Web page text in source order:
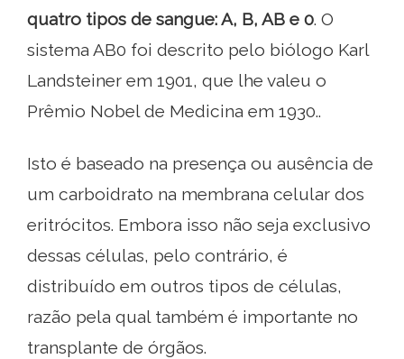
quatro tipos de sangue: A, B, AB e 0. O
sistema AB0 foi descrito pelo biólogo Karl
Landsteiner em 1901, que lhe valeu o
Prêmio Nobel de Medicina em 1930..
Isto é baseado na presença ou ausência de
um carboidrato na membrana celular dos
eritrócitos. Embora isso não seja exclusivo
dessas células, pelo contrário, é
distribuído em outros tipos de células,
razão pela qual também é importante no
transplante de órgãos.